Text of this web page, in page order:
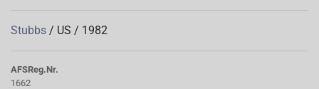
Stubbs / US / 1982
AFSReg.Nr.
1662